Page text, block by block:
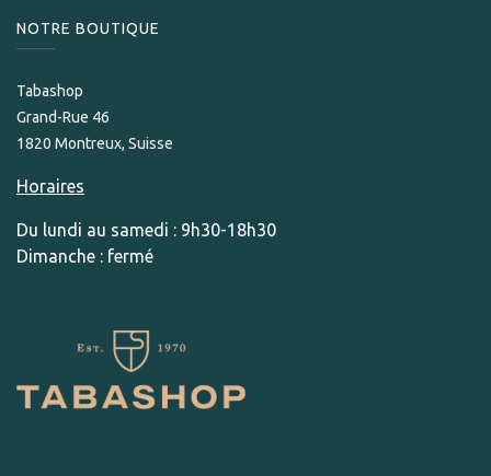
NOTRE BOUTIQUE
Tabashop
Grand-Rue 46
1820 Montreux, Suisse
Horaires
Du lundi au samedi : 9h30-18h30
Dimanche : fermé